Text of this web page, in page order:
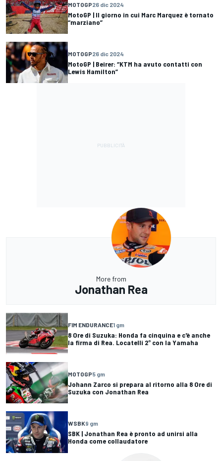
MOTOGP26 dic 2024
MotoGP | Il giorno in cui Marc Marquez è tornato
“marziano”
MOTOGP26 dic 2024
MotoGP | Beirer: “KTM ha avuto contatti con
Lewis Hamilton”
More from
Jonathan Rea
FIM ENDURANCE1 gm
8 Ore di Suzuka: Honda fa cinquina e c'è anche
la firma di Rea. Locatelli 2° con la Yamaha
MOTOGP5 gm
Johann Zarco si prepara al ritorno alla 8 Ore di
Suzuka con Jonathan Rea
WSBK9 gm
SBK | Jonathan Rea è pronto ad unirsi alla
Honda come collaudatore